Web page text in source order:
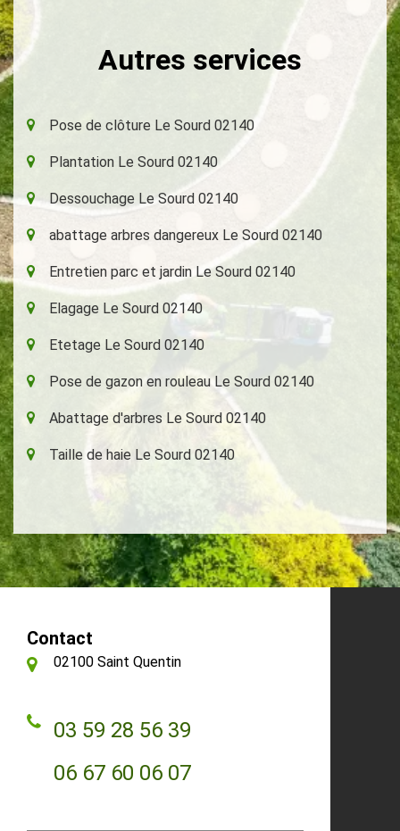
Autres services
Pose de clôture Le Sourd 02140
Plantation Le Sourd 02140
Dessouchage Le Sourd 02140
abattage arbres dangereux Le Sourd 02140
Entretien parc et jardin Le Sourd 02140
Elagage Le Sourd 02140
Etetage Le Sourd 02140
Pose de gazon en rouleau Le Sourd 02140
Abattage d'arbres Le Sourd 02140
Taille de haie Le Sourd 02140
Contact
02100 Saint Quentin
03 59 28 56 39
06 67 60 06 07